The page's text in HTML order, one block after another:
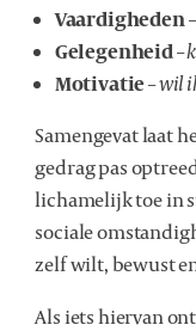
Vaardigheden
Gelegenheid–
Motivatie–wil
Samengevat laat
gedrag pas
lichamelijk toe in
sociale
zelf wilt, bewust
Als iets hiervan